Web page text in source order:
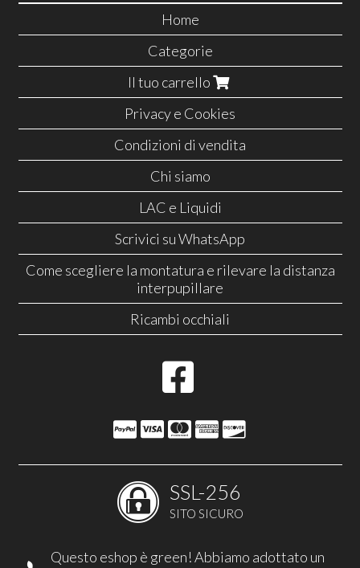
Home
Categorie
Il tuo carrello
Privacy e Cookies
Condizioni di vendita
Chi siamo
LAC e Liquidi
Scrivici su WhatsApp
Come scegliere la montatura e rilevare la distanza
interpupillare
Ricambi occhiali
SSL-256
SITO SICURO
Questo eshop è green! Abbiamo adottato un